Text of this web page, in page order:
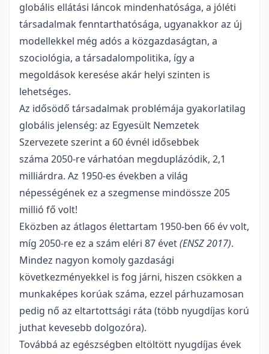
globális ellátási láncok mindenhatósága, a jóléti
társadalmak fenntarthatósága, ugyanakkor az új
modellekkel még adós a közgazdaságtan, a
szociológia, a társadalompolitika, így a
megoldások keresése akár helyi szinten is
lehetséges.
Az idősödő társadalmak problémája gyakorlatilag
globális jelenség: az Egyesült Nemzetek
Szervezete szerint a 60 évnél idősebbek
száma 2050-re várhatóan megduplázódik, 2,1
milliárdra. Az 1950-es években a világ
népességének ez a szegmense mindössze 205
millió fő volt!
Eközben az átlagos élettartam 1950-ben 66 év volt,
míg 2050-re ez a szám eléri 87 évet(ENSZ 2017).
Mindez nagyon komoly gazdasági
következményekkel is fog járni, hiszen csökken a
munkaképes korúak száma, ezzel párhuzamosan
pedig nő az eltartottsági ráta (több nyugdíjas korú
juthat kevesebb dolgozóra).
Továbbá az egészségben eltöltött nyugdíjas évek